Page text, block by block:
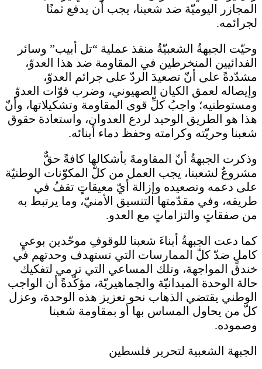
المجازر اليوميّة ضد شعبنا، يجب أن يدفع ثمنًا
لجرائمه.
وحيّت الجبهةُ الشعبيّةُ منفذ عملية “تل أبيب” وسائر
الفدائيين المنخرطين في المقاومة ضد هذا العدوّ،
مشدّدةً على أنّ تصعيدَ الردّ على جرائم العدوّ،
وإيصاله لعمق الكيان الصهيوني، وضرب قوّات العدوّ
ومستوطنيه؛ واجبُ كلِّ قوى المقاومة وتشكيلاتها، وأنّ
هذا هو الطريق الوحيد لردع العدوان، واستعادة حقوق
شعبنا وحريّته وكرامته وحفظ دماء أبنائه.
وذكرت الجبهةُ أنّ المقاومةَ بأشكالها كافةً حقٌّ
مشروعٌ لشعبنا، يجب العمل من كلّ المكوّنات الوطنيّة
على دعمه وتصعيده وإزالة أيّ معيقاتٍ تقفُ في
طريقه، وفي مقدّمتها التنسيق الأمنيّ، وما يرتبط به
من صفقاتٍ والتزاماتٍ مع العدو.
كما دعت الجبهةُ أبناءَ شعبنا للوقوفِ موحّدين بوعيٍ
كاملٍ ضدّ كلّ الممارسات التي تستهدف وحدتهم في
خندق المواجهة، وتلك المساعي التي ترمي لتفكيك
حالة الوحدة الميدانيّة والجماهيريّة، مؤكّدةً أن الواجب
الوطني يقتضي الذهاب نحو تعزيز هذه الوحدة، وعزل
كلّ من يحاول المساس بها أو بمقاومة شعبنا
وصموده.
الجبهة الشعبية لتحرير فلسطين